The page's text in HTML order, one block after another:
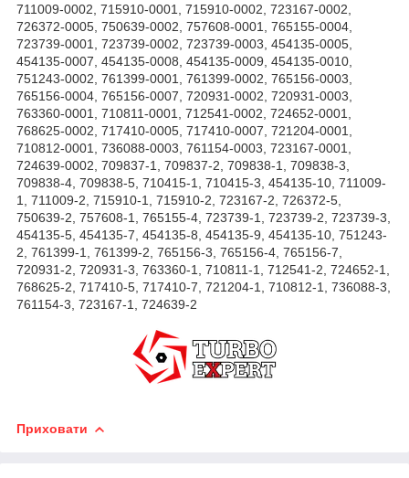
711009-0002, 715910-0001, 715910-0002, 723167-0002,
726372-0005, 750639-0002, 757608-0001, 765155-0004,
723739-0001, 723739-0002, 723739-0003, 454135-0005,
454135-0007, 454135-0008, 454135-0009, 454135-0010,
751243-0002, 761399-0001, 761399-0002, 765156-0003,
765156-0004, 765156-0007, 720931-0002, 720931-0003,
763360-0001, 710811-0001, 712541-0002, 724652-0001,
768625-0002, 717410-0005, 717410-0007, 721204-0001,
710812-0001, 736088-0003, 761154-0003, 723167-0001,
724639-0002, 709837-1, 709837-2, 709838-1, 709838-3,
709838-4, 709838-5, 710415-1, 710415-3, 454135-10, 711009-
1, 711009-2, 715910-1, 715910-2, 723167-2, 726372-5,
750639-2, 757608-1, 765155-4, 723739-1, 723739-2, 723739-3,
454135-5, 454135-7, 454135-8, 454135-9, 454135-10, 751243-
2, 761399-1, 761399-2, 765156-3, 765156-4, 765156-7,
720931-2, 720931-3, 763360-1, 710811-1, 712541-2, 724652-1,
768625-2, 717410-5, 717410-7, 721204-1, 710812-1, 736088-3,
761154-3, 723167-1, 724639-2
Приховати